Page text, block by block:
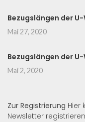
Bezugslängen der
Mai 27, 2020
Bezugslängen der
Mai 2, 2020
Zur Registrierung Hier
Newsletter